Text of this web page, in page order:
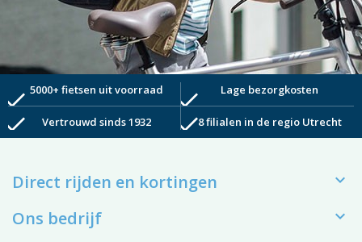
check5000+ fietsen uit voorraad check Lage bezorgkosten
check Vertrouwd sinds 1932 check8 filialen in de regio Utrecht
Direct rijden en kortingen 
Ons bedrijf 